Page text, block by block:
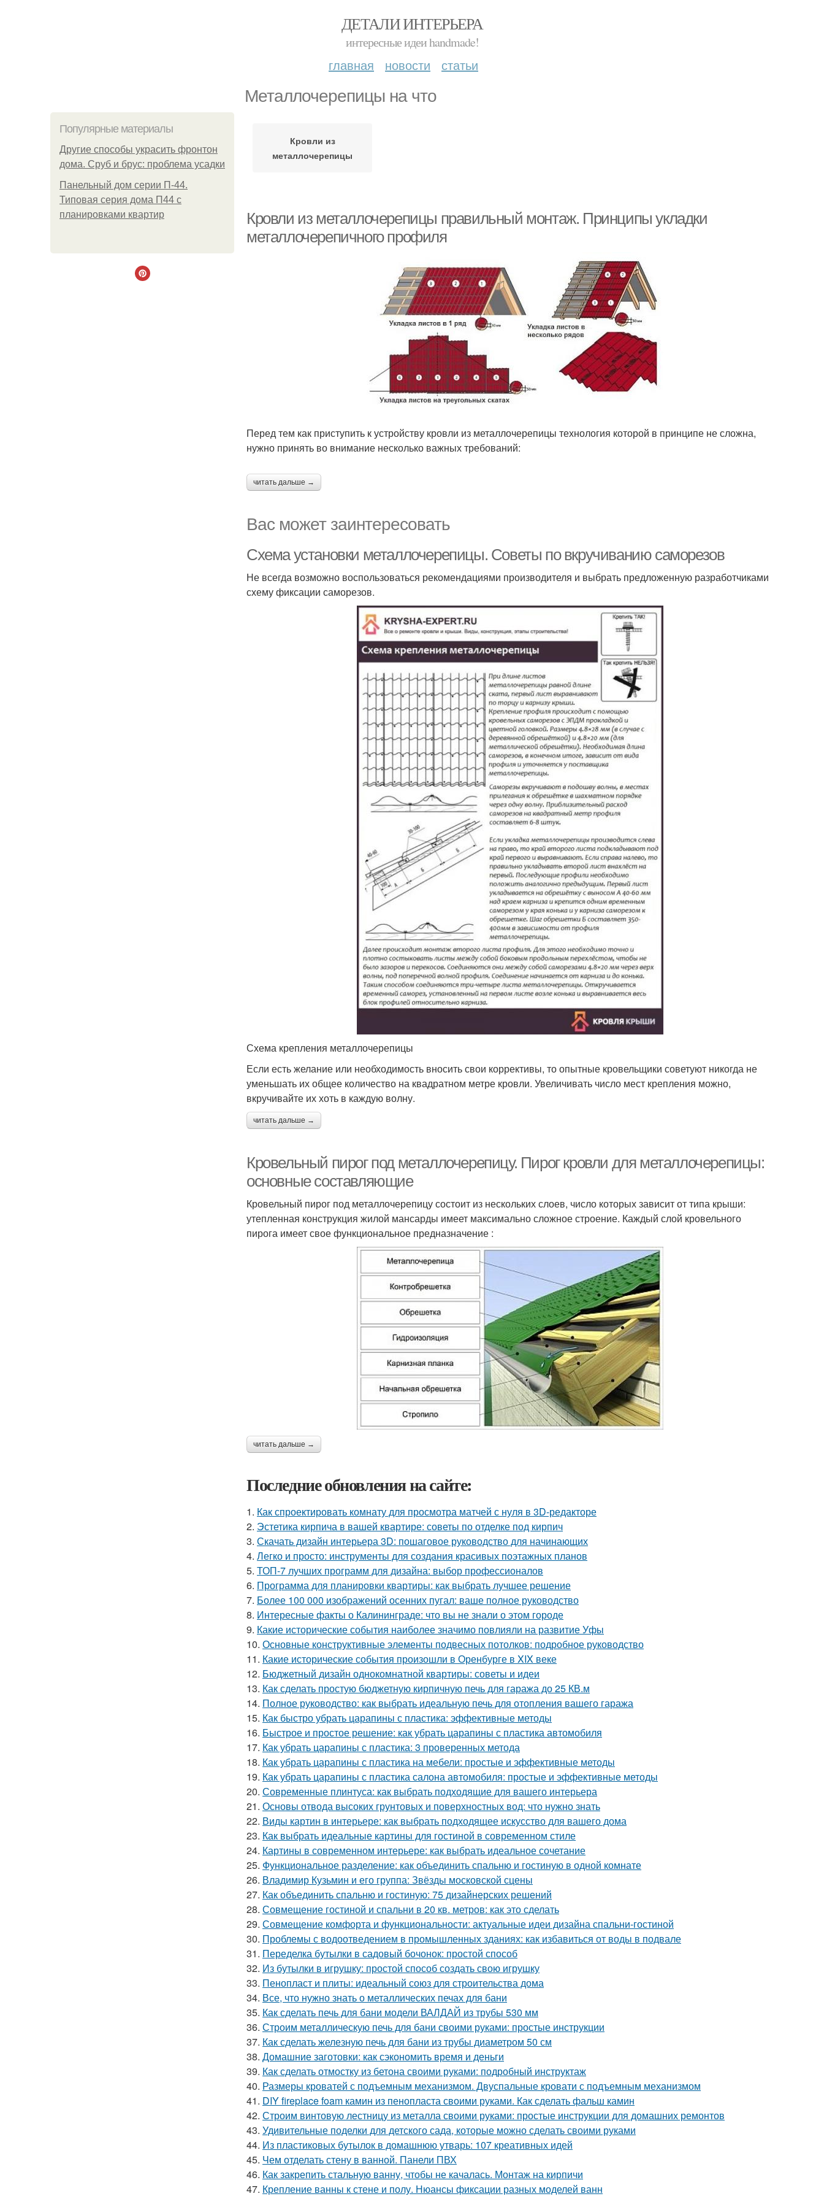
ДЕТАЛИ ИНТЕРЬЕРА
интересные идеи handmade!
главная новости статьи
Металлочерепицы на что
Популярные материалы
Другие способы украсить фронтон
дома. Сруб и брус: проблема усадки
Панельный дом серии П-44.
Типовая серия дома П44 с
планировками квартир
Кровли из
металлочерепицы
Кровли из металлочерепицы правильный монтаж. Принципы укладки
металлочерепичного профиля
Перед тем как приступить к устройству кровли из металлочерепицы технология которой в принципе не сложна,
нужно принять во внимание несколько важных требований:
читать дальше →
Вас может заинтересовать
Схема установки металлочерепицы. Советы по вкручиванию саморезов
Не всегда возможно воспользоваться рекомендациями производителя и выбрать предложенную разработчиками
схему фиксации саморезов.
Схема крепления металлочерепицы
Если есть желание или необходимость вносить свои коррективы, то опытные кровельщики советуют никогда не
уменьшать их общее количество на квадратном метре кровли. Увеличивать число мест крепления можно,
вкручивайте их хоть в каждую волну.
читать дальше →
Кровельный пирог под металлочерепицу. Пирог кровли для металлочерепицы:
основные составляющие
Кровельный пирог под металлочерепицу состоит из нескольких слоев, число которых зависит от типа крыши:
утепленная конструкция жилой мансарды имеет максимально сложное строение. Каждый слой кровельного
пирога имеет свое функциональное предназначение :
читать дальше →
Последние обновления на сайте:
1. Как спроектировать комнату для просмотра матчей с нуля в 3D-редакторе
2. Эстетика кирпича в вашей квартире: советы по отделке под кирпич
3. Скачать дизайн интерьера 3D: пошаговое руководство для начинающих
4. Легко и просто: инструменты для создания красивых поэтажных планов
5. ТОП-7 лучших программ для дизайна: выбор профессионалов
6. Программа для планировки квартиры: как выбрать лучшее решение
7. Более 100 000 изображений осенних пугал: ваше полное руководство
8. Интересные факты о Калининграде: что вы не знали о этом городе
9. Какие исторические события наиболее значимо повлияли на развитие Уфы
10. Основные конструктивные элементы подвесных потолков: подробное руководство
11. Какие исторические события произошли в Оренбурге в XIX веке
12. Бюджетный дизайн однокомнатной квартиры: советы и идеи
13. Как сделать простую бюджетную кирпичную печь для гаража до 25 КВ.м
14. Полное руководство: как выбрать идеальную печь для отопления вашего гаража
15. Как быстро убрать царапины с пластика: эффективные методы
16. Быстрое и простое решение: как убрать царапины с пластика автомобиля
17. Как убрать царапины с пластика: 3 проверенных метода
18. Как убрать царапины с пластика на мебели: простые и эффективные методы
19. Как убрать царапины с пластика салона автомобиля: простые и эффективные методы
20. Современные плинтуса: как выбрать подходящие для вашего интерьера
21. Основы отвода высоких грунтовых и поверхностных вод: что нужно знать
22. Виды картин в интерьере: как выбрать подходящее искусство для вашего дома
23. Как выбрать идеальные картины для гостиной в современном стиле
24. Картины в современном интерьере: как выбрать идеальное сочетание
25. Функциональное разделение: как объединить спальню и гостиную в одной комнате
26. Владимир Кузьмин и его группа: Звёзды московской сцены
27. Как объединить спальню и гостиную: 75 дизайнерских решений
28. Совмещение гостиной и спальни в 20 кв. метров: как это сделать
29. Совмещение комфорта и функциональности: актуальные идеи дизайна спальни-гостиной
30. Проблемы с водоотведением в промышленных зданиях: как избавиться от воды в подвале
31. Переделка бутылки в садовый бочонок: простой способ
32. Из бутылки в игрушку: простой способ создать свою игрушку
33. Пенопласт и плиты: идеальный союз для строительства дома
34. Все, что нужно знать о металлических печах для бани
35. Как сделать печь для бани модели ВАЛДАЙ из трубы 530 мм
36. Строим металлическую печь для бани своими руками: простые инструкции
37. Как сделать железную печь для бани из трубы диаметром 50 см
38. Домашние заготовки: как сэкономить время и деньги
39. Как сделать отмостку из бетона своими руками: подробный инструктаж
40. Размеры кроватей с подъемным механизмом. Двуспальные кровати с подъемным механизмом
41. DIY fireplace foam камин из пенопласта своими руками. Как сделать фальш камин
42. Строим винтовую лестницу из металла своими руками: простые инструкции для домашних ремонтов
43. Удивительные поделки для детского сада, которые можно сделать своими руками
44. Из пластиковых бутылок в домашнюю утварь: 107 креативных идей
45. Чем отделать стену в ванной. Панели ПВХ
46. Как закрепить стальную ванну, чтобы не качалась. Монтаж на кирпичи
47. Крепление ванны к стене и полу. Нюансы фиксации разных моделей ванн